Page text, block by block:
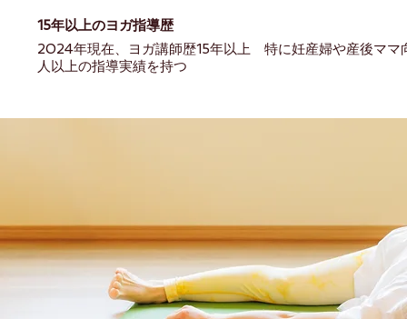
15年以上のヨガ指導歴
2024年現在、ヨガ講師歴15年以上 特に妊産婦や産後ママ
人以上の指導実績を持つ